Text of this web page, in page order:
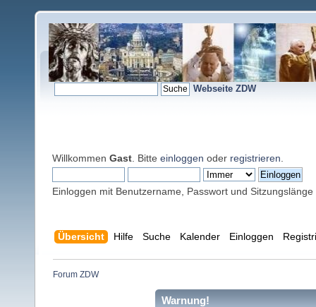
Webseite ZDW
Willkommen Gast . Bitte einloggen oder registrieren
Einloggen mit Benutzername, Passwort und Sitzungslänge
Übersicht Hilfe Suche Kalender Einloggen
Forum ZDW
Warnung!